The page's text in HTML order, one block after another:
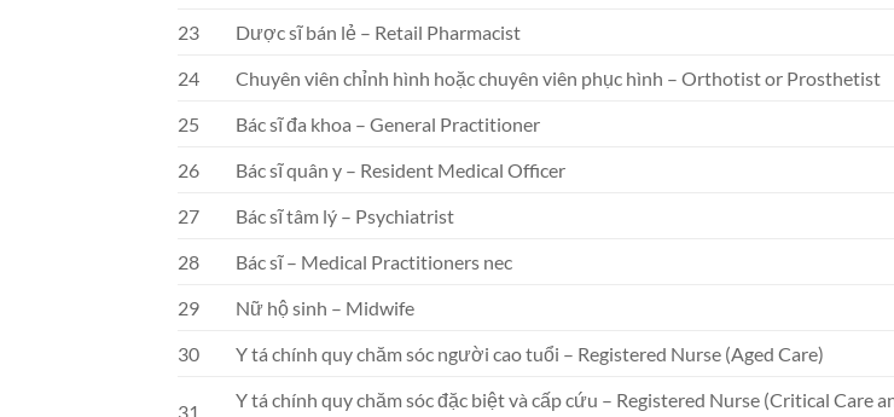
23
Dược sĩ bán lẻ – Retail Pharmacist
24
Chuyên viên chỉnh hình hoặc chuyên viên phục hình – Orthotist or Prosthetist
25
Bác sĩ đa khoa – General Practitioner
26
Bác sĩ quân y – Resident Medical Officer
27
Bác sĩ tâm lý – Psychiatrist
28
Bác sĩ – Medical Practitioners nec
29
Nữ hộ sinh – Midwife
30
Y tá chính quy chăm sóc người cao tuổi – Registered Nurse (Aged Care)
31
Y tá chính quy chăm sóc đặc biệt và cấp cứu – Registered Nurse (Critical Care